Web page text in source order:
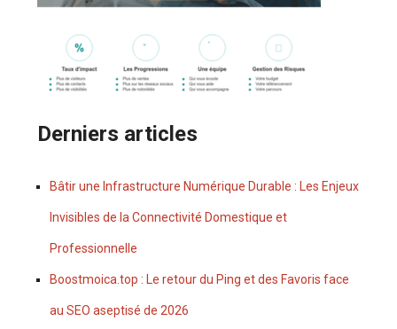
Derniers articles
Bâtir une Infrastructure Numérique Durable : Les Enjeux
Invisibles de la Connectivité Domestique et
Professionnelle
Boostmoica.top : Le retour du Ping et des Favoris face
au SEO aseptisé de 2026